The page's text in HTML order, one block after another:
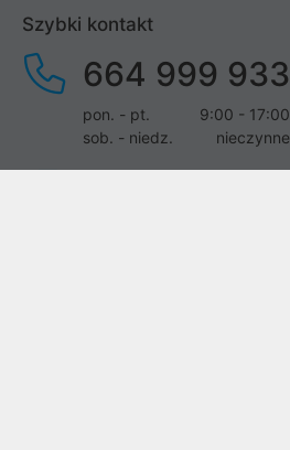
Szybki kontakt
664 999 933
pon. - pt.
9:00 - 17:00
sob. - niedz.
nieczynne